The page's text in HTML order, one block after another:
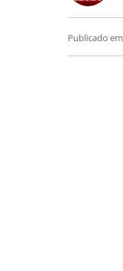
Publicado em